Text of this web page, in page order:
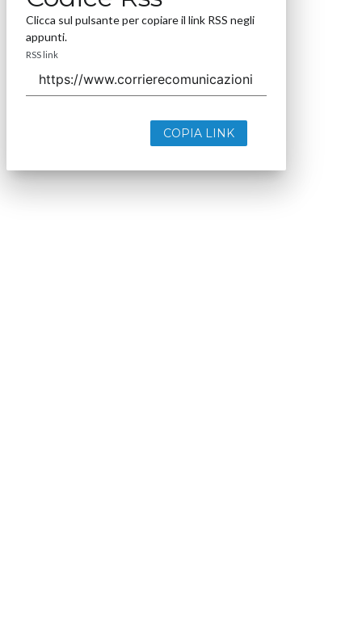
Clicca sul pulsante per copiare il link RSS negli
appunti.
RSS link
COPIA LINK